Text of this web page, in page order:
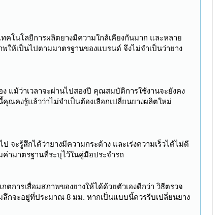
คโนโลยีการผลิตยางมีความใกล้เคียงกันมาก และหลาย
ห้เป็นไปตามมาตรฐานของแบรนด์ จึงไม่จำเป็นว่ายาง
แม้ว่าเวลาจะผ่านไปสองปี คุณสมบัติการใช้งานจะยังคง
ณคงรู้แล้วว่าไม่จำเป็นต้องเลือกเปลี่ยนยางผลิตใหม่
จะรู้สึกได้ว่ายางมีความกระด้าง และเร่งความเร็วได้ไม่ดี
ามาตรฐานที่ระบุไว้ในคู่มือประจำรถ
การเสื่อมสภาพของยางให้ได้ด้วยตัวเองดีกว่า วิธีตรวจ
ลึกจะอยู่ที่ประมาณ 8 มม. หากเป็นแบบนี้ควรรีบเปลี่ยนยาง